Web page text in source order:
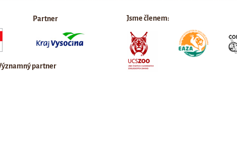
Partner
partner
Jsme členem: